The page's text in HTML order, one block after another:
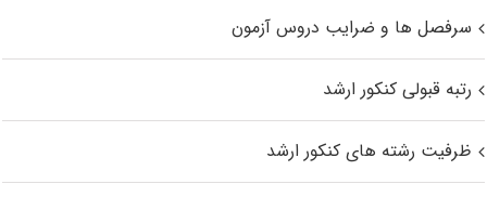
سرفصل ها و ضرایب دروس آزمون
رتبه قبولی کنکور ارشد
ظرفیت رشته های کنکور ارشد